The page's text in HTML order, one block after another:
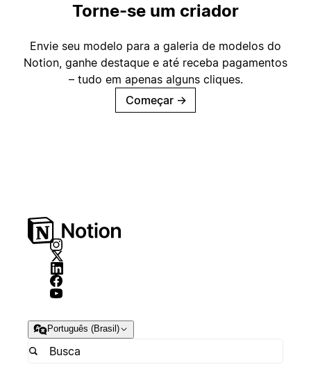
Torne-se um criador
Envie seu modelo para a galeria de modelos do
Notion, ganhe destaque e até receba pagamentos
– tudo em apenas alguns cliques.
Começar →
Português (Brasil)